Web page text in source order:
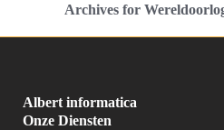
Archives for
Albert informatica
Onze Diensten